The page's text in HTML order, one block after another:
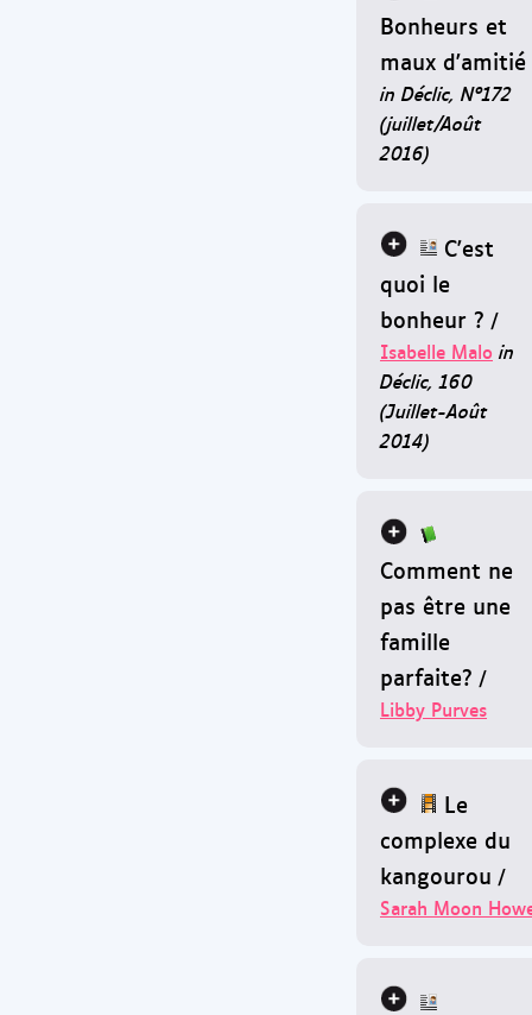
Bonheurs et
maux d'amitié
in Déclic, N°172
(juillet/Août
2016)
C'est
quoi le
bonheur ? /
Isabelle Malo in
Déclic, 160
(Juillet-Août
2014)
Comment ne
pas être une
famille
parfaite? /
Libby Purves
Le
complexe du
kangourou /
Sarah Moon